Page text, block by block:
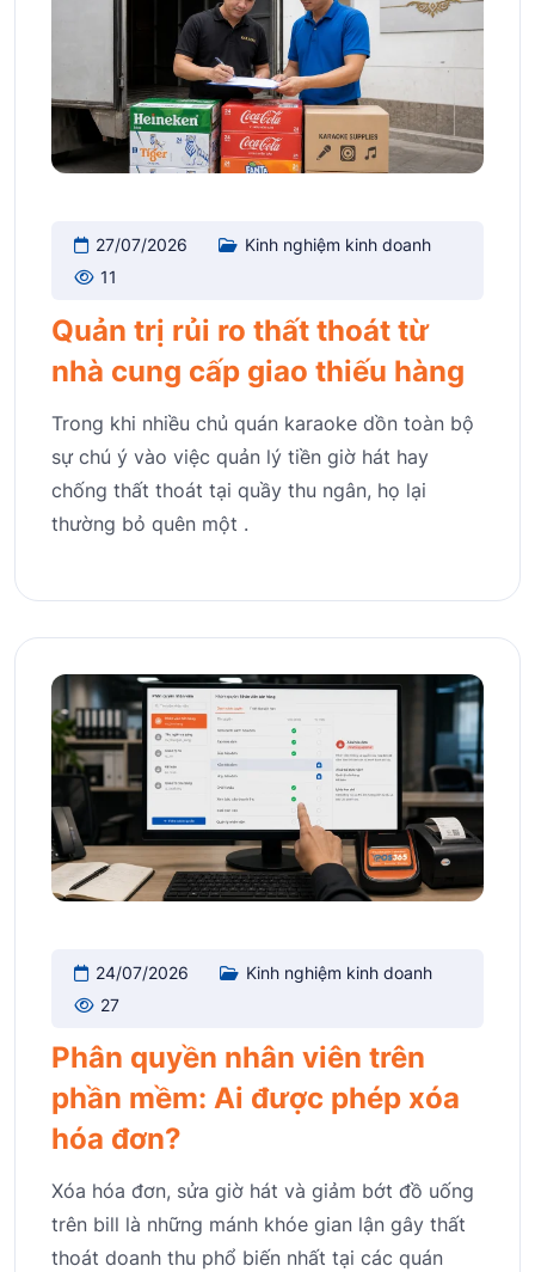
27/07/2026
Kinh nghiệm kinh doanh
11
Quản trị rủi ro thất thoát từ
nhà cung cấp giao thiếu hàng
Trong khi nhiều chủ quán karaoke dồn toàn bộ
sự chú ý vào việc quản lý tiền giờ hát hay
chống thất thoát tại quầy thu ngân, họ lại
thường bỏ quên một .
24/07/2026
Kinh nghiệm kinh doanh
27
Phân quyền nhân viên trên
phần mềm: Ai được phép xóa
hóa đơn?
Xóa hóa đơn, sửa giờ hát và giảm bớt đồ uống
trên bill là những mánh khóe gian lận gây thất
thoát doanh thu phổ biến nhất tại các quán